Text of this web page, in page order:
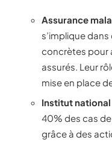
Assurance
s’implique
concrètes pour
assurés. Leur
mise en place
Institut
40% des cas
grâce à des